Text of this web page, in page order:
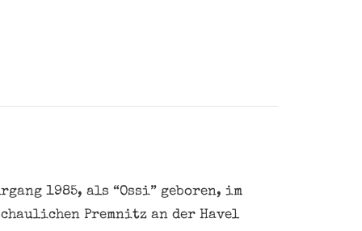
1985, als “Ossi” geboren, im
Premnitz an der Havel